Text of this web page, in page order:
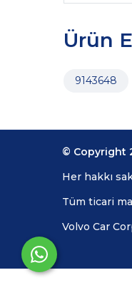
Ürün
9143648
© Copyright
Her hakkı
Tüm ticari
Volvo Car